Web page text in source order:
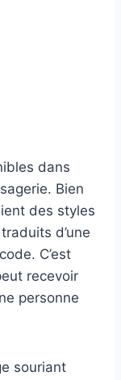
dans
Bien
des styles
d’une
C’est
recevoir
personne
souriant